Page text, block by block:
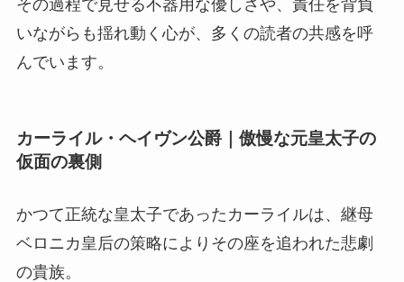
その過程で見せる不器用な優しさや、責任を背負
いながらも揺れ動く心が、多くの読者の共感を呼
んでいます。
カーライル・ヘイヴン公爵｜傲慢な元皇太子の
仮面の裏側
かつて正統な皇太子であったカーライルは、継母
ベロニカ皇后の策略によりその座を追われた悲劇
の貴族。